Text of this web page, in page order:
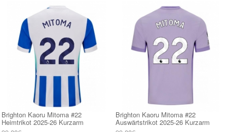
Brighton Kaoru Mitoma #22
Heimtrikot 2025-26 Kurzarm
Brighton Kaoru Mitoma #22
Auswärtstrikot 2025-26 Kurzarm